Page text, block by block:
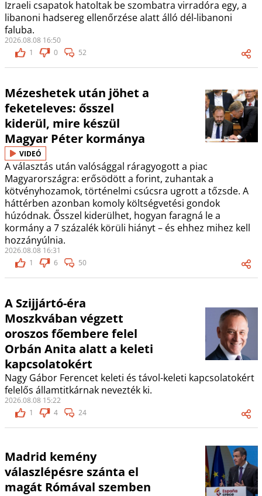
Izraeli csapatok hatoltak be szombatra virradóra egy, a
libanoni hadsereg ellenőrzése alatt álló dél-libanoni
faluba.
2026.08.08 16:50
1
0 52
Mézeshetek után jöhet a
feketeleves: ősszel
kiderül, mire készül
Magyar Péter kormánya
VIDEÓ
A választás után valósággal ráragyogott a piac
Magyarországra: erősödött a forint, zuhantak a
kötvényhozamok, történelmi csúcsra ugrott a tőzsde. A
háttérben azonban komoly költségvetési gondok
húzódnak. Ősszel kiderülhet, hogyan faragná le a
kormány a 7 százalék körüli hiányt – és ehhez mihez kell
hozzányúlnia.
2026.08.08 16:31
1
6 50
A Szijjártó-éra
Moszkvában végzett
oroszos főembere felel
Orbán Anita alatt a keleti
kapcsolatokért
Nagy Gábor Ferencet keleti és távol-keleti kapcsolatokért
felelős államtitkárnak nevezték ki.
2026.08.08 15:22
1
4 24
Madrid kemény
válaszlépésre szánta el
magát Rómával szemben